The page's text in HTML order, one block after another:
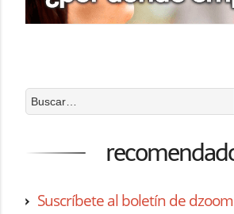
Suscríbete al boletín de dzoom